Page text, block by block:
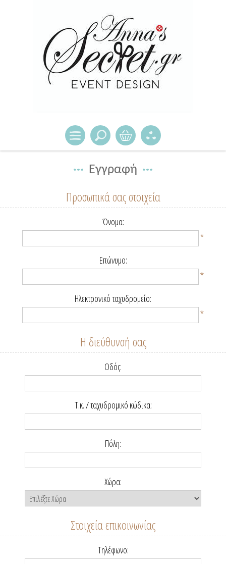
Εγγραφή
Προσωπικά σας στοιχεία
Όνομα:
*
Επώνυμο:
*
Ηλεκτρονικό ταχυδρομείο:
*
Η διεύθυνσή σας
Οδός:
Τ.κ. / ταχυδρομικό κώδικα:
Πόλη:
Χώρα:
Στοιχεία επικοινωνίας
Τηλέφωνο: